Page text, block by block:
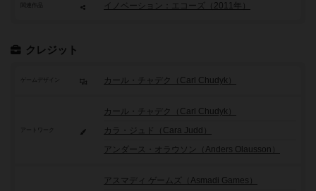
関連作品 イノベーション：エコーズ（2011年）
クレジット
ゲームデザイン カール・チャデク（Carl Chudyk）
アートワーク
カール・チャデク（Carl Chudyk）
カラ・ジュド（Cara Judd）
アンダース・オラウソン（Anders Olausson）
アスマディ ゲームズ（Asmadi Games）